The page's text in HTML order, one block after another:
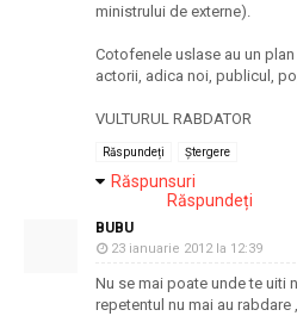
ministrului de externe).
Cotofenele uslase au un
actorii, adica noi, publicul,
VULTURUL RABDATOR
Răspundeți Ștergere
Răspunsuri
Răspundeți
BUBU
23 ianuarie 2012 la 12:39
Nu se mai poate unde te uiti
repetentul nu mai au